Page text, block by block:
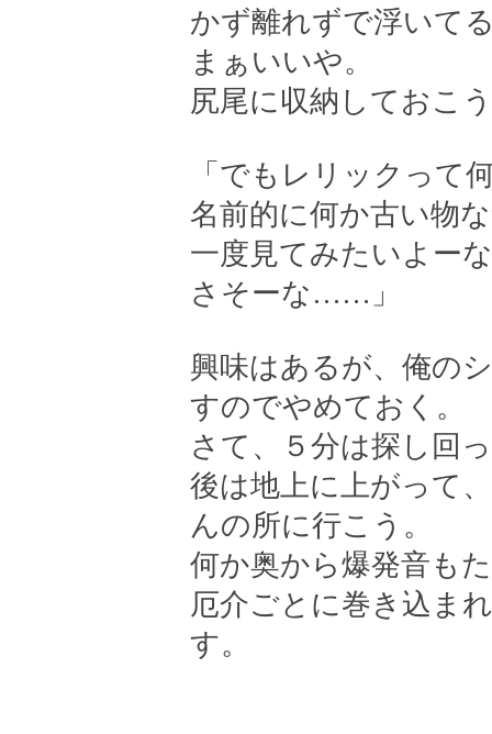
かず離れずで浮いて
まぁいいや。
尻尾に収納しておこ
「でもレリックって
名前的に何か古い物
一度見てみたいよー
さそーな……」
興味はあるが、俺の
すのでやめておく。
さて、５分は探し回
後は地上に上がって
んの所に行こう。
何か奥から爆発音も
厄介ごとに巻き込ま
す。